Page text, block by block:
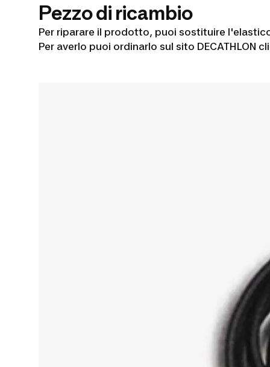
Pezzo di ricambio
Per riparare il prodotto, puoi sostituire
Per averlo puoi ordinarlo sul sito